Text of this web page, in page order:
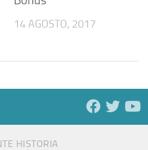
14 AGOSTO, 2017
HISTORIA